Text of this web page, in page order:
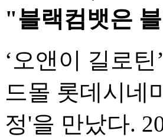
"블랙컴뱃은
‘오앤이 길로
드몰 롯데시네
정'을 만났다.